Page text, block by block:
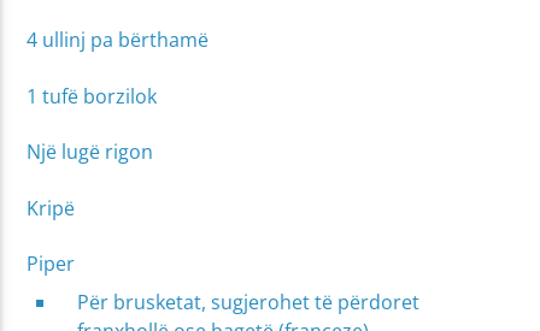
4 ullinj pa bërthamë
1 tufë borzilok
Një lugë rigon
Kripë
Piper
Për brusketat, sugjerohet të përdoret